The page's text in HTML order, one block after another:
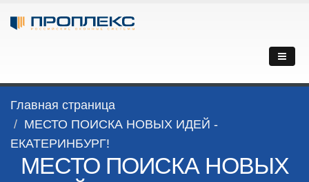
Главная страница
МЕСТО ПОИСКА НОВЫХ ИДЕЙ -
ЕКАТЕРИНБУРГ!
МЕСТО ПОИСКА НОВЫХ